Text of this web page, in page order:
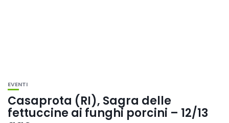
EVENTI
Casaprota (RI), Sagra delle
fettuccine ai funghi porcini – 12/13